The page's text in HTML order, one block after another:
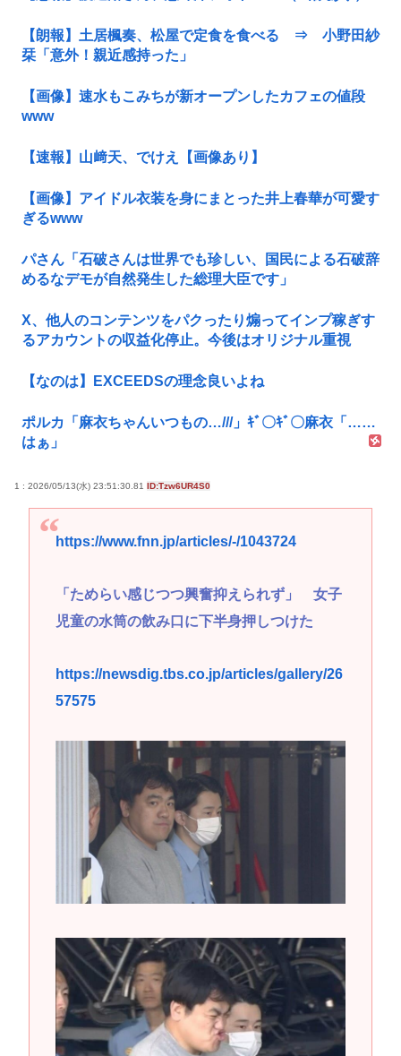
【朗報】土居楓奏、松屋で定食を食べる ⇒ 小野田紗
栞「意外！親近感持った」
【画像】速水もこみちが新オープンしたカフェの値段
www
【速報】山﨑天、でけえ【画像あり】
【画像】アイドル衣装を身にまとった井上春華が可愛す
ぎるwww
パさん「石破さんは世界でも珍しい、国民による石破辞
めるなデモが自然発生した総理大臣です」
X、他人のコンテンツをパクったり煽ってインプ稼ぎす
るアカウントの収益化停止。今後はオリジナル重視
【なのは】EXCEEDSの理念良いよね
ポルカ「麻衣ちゃんいつもの…///」ｷﾞ〇ｷﾞ〇麻衣「……
はぁ」
1 : 2026/05/13(水) 23:51:30.81 ID:Tzw6UR4S0
https://www.fnn.jp/articles/-/1043724
「ためらい感じつつ興奮抑えられず」 女子
児童の水筒の飲み口に下半身押しつけた
https://newsdig.tbs.co.jp/articles/gallery/26
57575